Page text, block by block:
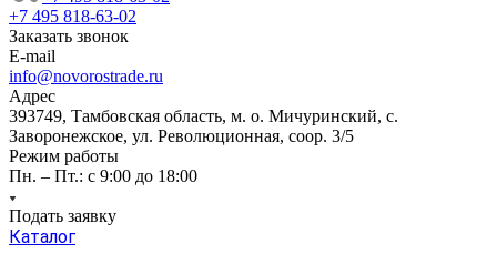
+7 495 818-63-02
Заказать звонок
E-mail
info@novorostrade.ru
Адрес
393749, Тамбовская область, м. о. Мичуринский, с.
Заворонежское, ул. Революционная, соор. 3/5
Режим работы
Пн. – Пт.: с 9:00 до 18:00
Подать заявку
Каталог